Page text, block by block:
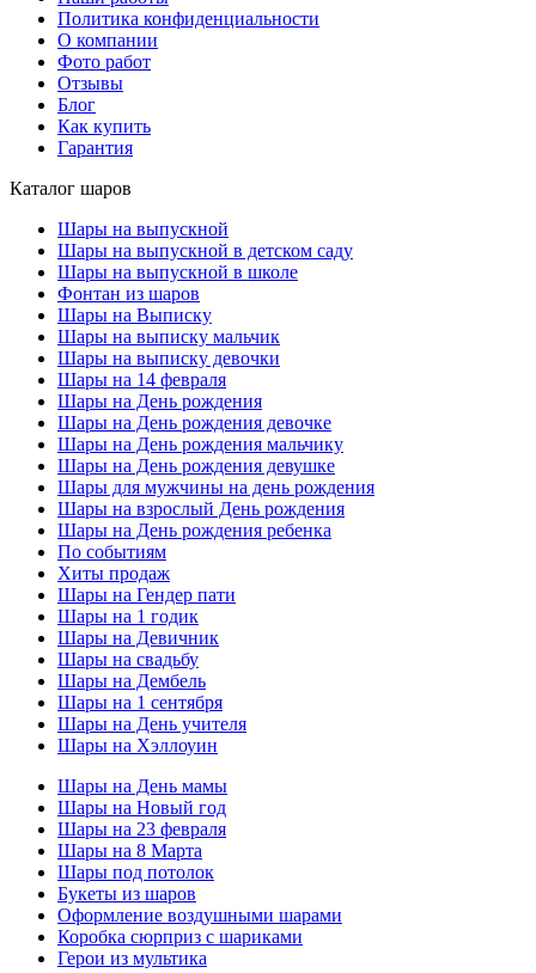
Политика конфиденциальности
О компании
Фото работ
Отзывы
Блог
Как купить
Гарантия
Каталог шаров
Шары на выпускной
Шары на выпускной в детском саду
Шары на выпускной в школе
Фонтан из шаров
Шары на Выписку
Шары на выписку мальчик
Шары на выписку девочки
Шары на 14 февраля
Шары на День рождения
Шары на День рождения девочке
Шары на День рождения мальчику
Шары на День рождения девушке
Шары для мужчины на день рождения
Шары на взрослый День рождения
Шары на День рождения ребенка
По событиям
Хиты продаж
Шары на Гендер пати
Шары на 1 годик
Шары на Девичник
Шары на свадьбу
Шары на Дембель
Шары на 1 сентября
Шары на День учителя
Шары на Хэллоуин
Шары на День мамы
Шары на Новый год
Шары на 23 февраля
Шары на 8 Марта
Шары под потолок
Букеты из шаров
Оформление воздушными шарами
Коробка сюрприз с шариками
Герои из мультика